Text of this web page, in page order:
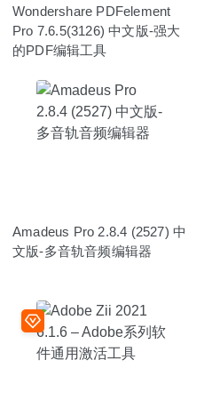
Wondershare PDFelement
Pro 7.6.5(3126) 中文版-强大
的PDF编辑工具
Amadeus Pro 2.8.4 (2527) 中
文版-多音轨音频编辑器